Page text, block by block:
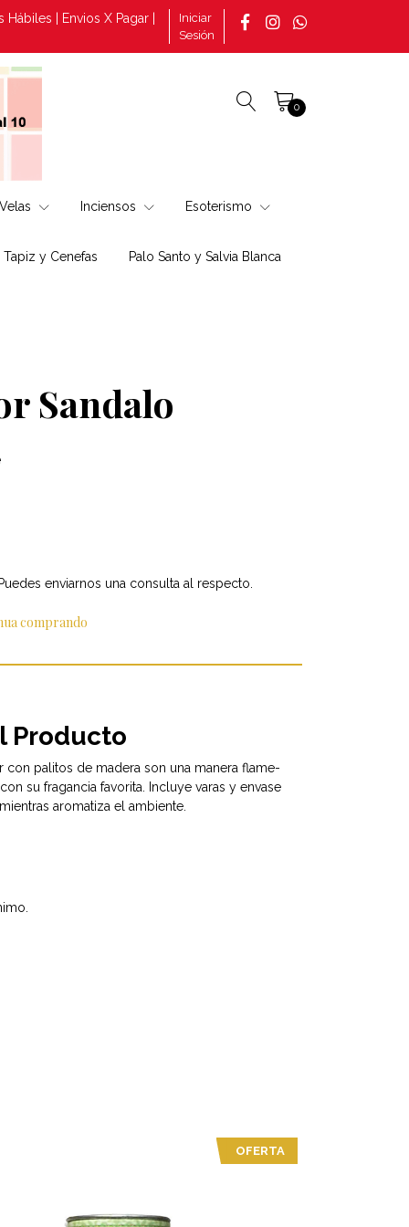
| Envios X Pagar | Consultas por pedidos tomado en la página
Iniciar
Sesión
0
Velas Inciensos Esoterismo
Tapiz y Cenefas Palo Santo y Salvia Blanca
Sandalo
enviarnos una consulta al respecto.
comprando
Producto
con palitos de madera son una manera flame-
su fragancia favorita. Incluye varas y envase
aromatiza el ambiente.
OFERTA